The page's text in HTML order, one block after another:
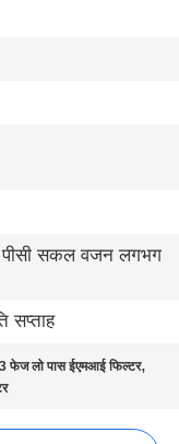
पीसी सकल वजन लगभग
सप्ताह
3 फेज लो पास ईएमआई फिल्टर,